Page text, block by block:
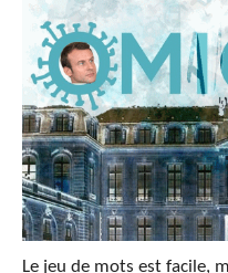
Le jeu de mots est facile,